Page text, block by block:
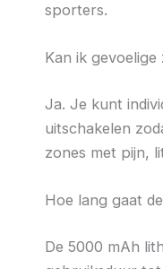
sporters.
Kan ik
Ja. Je kunt
uitschakelen
zones met pijn,
Hoe lang gaat
De 5000 mAh